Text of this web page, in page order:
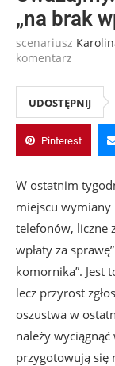
„na brak
scenariusz
komentarz
UDOSTĘPNIJ
Pinterest
W ostatnim
miejscu
telefonów, liczne
wpłaty za
komornika”. Jest
lecz przyrost
oszustwa w
należy
przygotowują się